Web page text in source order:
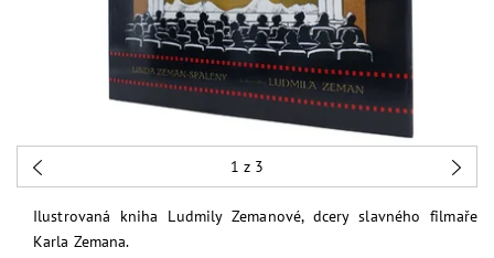
1 z 3
Ilustrovaná kniha Ludmily Zemanové, dcery slavného filmaře
Karla Zemana.